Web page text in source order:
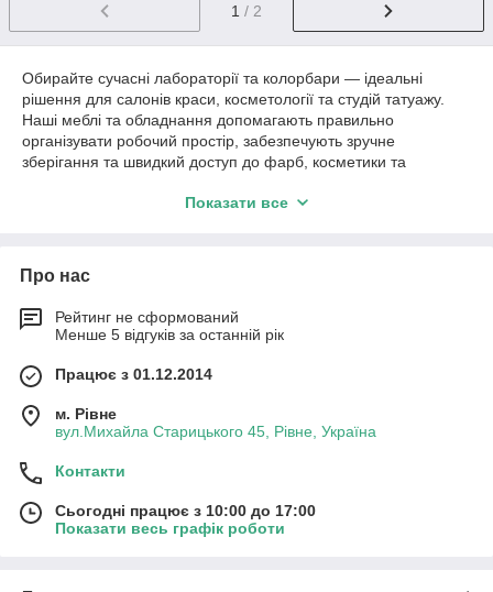
1 / 2
Обирайте сучасні лабораторії та колорбари — ідеальні
рішення для салонів краси, косметології та студій татуажу.
Наші меблі та обладнання допомагають правильно
організувати робочий простір, забезпечують зручне
зберігання та швидкий доступ до фарб, косметики та
робочі станції, що відповідають високим стандартам якості й
Показати все
Про нас
Рейтинг не сформований
Менше 5 відгуків за останній рік
Працює з 01.12.2014
м. Рівне
вул.Михайла Старицького 45, Рівне, Україна
Контакти
Сьогодні працює з 10:00 до 17:00
Показати весь графік роботи